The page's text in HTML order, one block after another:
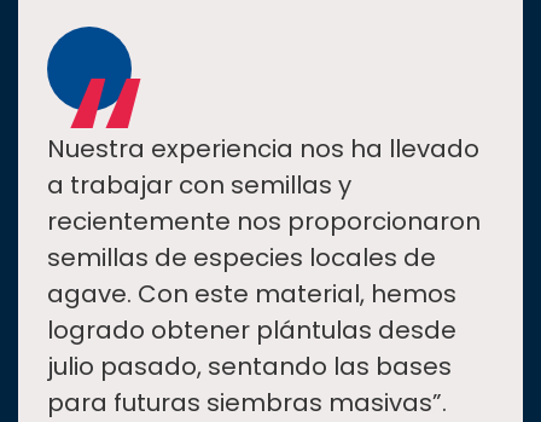
“
Nuestra experiencia nos ha llevado
a trabajar con semillas y
recientemente nos proporcionaron
semillas de especies locales de
agave. Con este material, hemos
logrado obtener plántulas desde
julio pasado, sentando las bases
para futuras siembras masivas”.